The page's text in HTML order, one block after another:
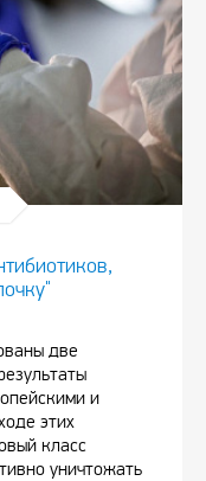
две
и
этих
класс
уничтожать